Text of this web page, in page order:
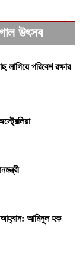
উৎসব
পরিবেশ রক্ষার
আমিনুল হক